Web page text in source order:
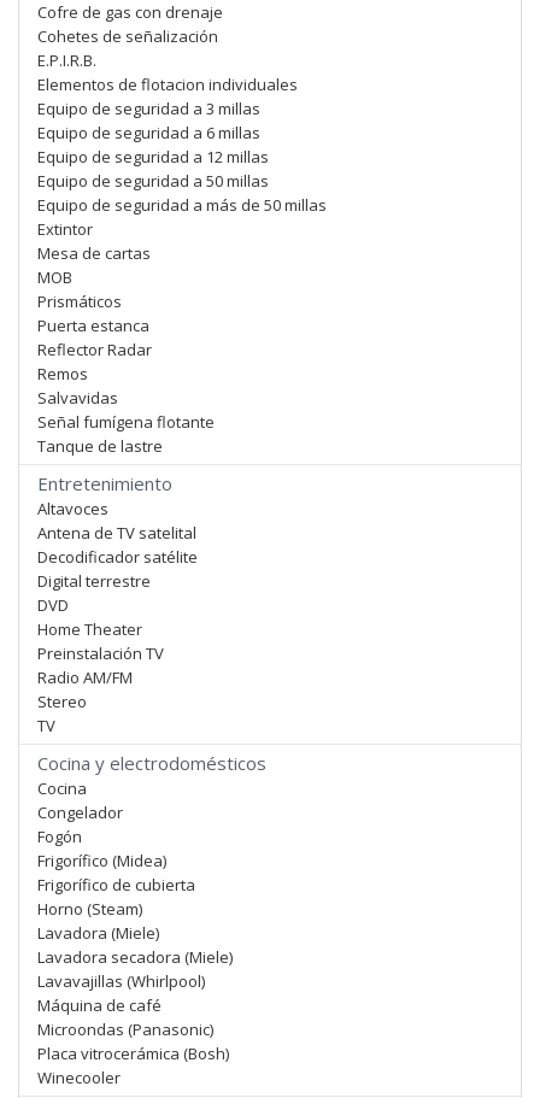
Cofre de gas con drenaje
Cohetes de señalización
E.P.I.R.B.
Elementos de flotacion individuales
Equipo de seguridad a 3 millas
Equipo de seguridad a 6 millas
Equipo de seguridad a 12 millas
Equipo de seguridad a 50 millas
Equipo de seguridad a más de 50 millas
Extintor
Mesa de cartas
MOB
Prismáticos
Puerta estanca
Reflector Radar
Remos
Salvavidas
Señal fumígena flotante
Tanque de lastre
Entretenimiento
Altavoces
Antena de TV satelital
Decodificador satélite
Digital terrestre
DVD
Home Theater
Preinstalación TV
Radio AM/FM
Stereo
TV
Cocina y electrodomésticos
Cocina
Congelador
Fogón
Frigorífico (Midea)
Frigorífico de cubierta
Horno (Steam)
Lavadora (Miele)
Lavadora secadora (Miele)
Lavavajillas (Whirlpool)
Máquina de café
Microondas (Panasonic)
Placa vitrocerámica (Bosh)
Winecooler